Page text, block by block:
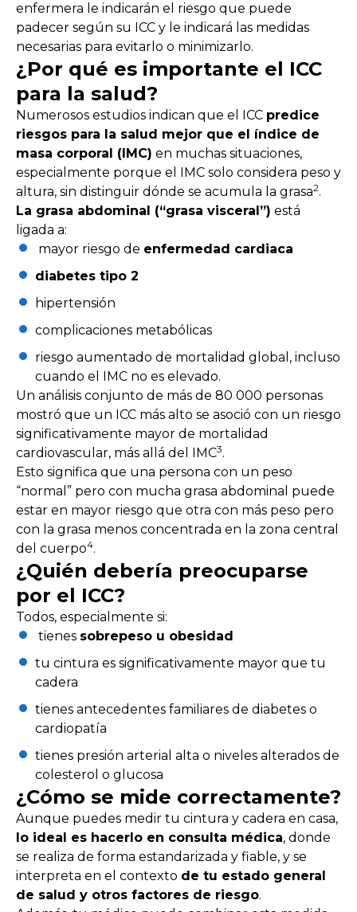
enfermera le indicarán el riesgo que puede
padecer según su ICC y le indicará las medidas
necesarias para evitarlo o minimizarlo.
¿Por qué es importante el ICC
para la salud?
Numerosos estudios indican que el ICC predice
riesgos para la salud mejor que el índice de
masa corporal (IMC) en muchas situaciones,
especialmente porque el IMC solo considera peso y
altura, sin distinguir dónde se acumula la grasa2.
La grasa abdominal (“grasa visceral”) está
ligada a:
mayor riesgo de enfermedad cardiaca
diabetes tipo 2
hipertensión
complicaciones metabólicas
riesgo aumentado de mortalidad global, incluso
cuando el IMC no es elevado.
Un análisis conjunto de más de 80 000 personas
mostró que un ICC más alto se asoció con un riesgo
significativamente mayor de mortalidad
cardiovascular, más allá del IMC3.
Esto significa que una persona con un peso
“normal” pero con mucha grasa abdominal puede
estar en mayor riesgo que otra con más peso pero
con la grasa menos concentrada en la zona central
del cuerpo4.
¿Quién debería preocuparse
por el ICC?
Todos, especialmente si:
tienes sobrepeso u obesidad
tu cintura es significativamente mayor que tu
cadera
tienes antecedentes familiares de diabetes o
cardiopatía
tienes presión arterial alta o niveles alterados de
colesterol o glucosa
¿Cómo se mide correctamente?
Aunque puedes medir tu cintura y cadera en casa,
lo ideal es hacerlo en consulta médica, donde
se realiza de forma estandarizada y fiable, y se
interpreta en el contexto de tu estado general
de salud y otros factores de riesgo.